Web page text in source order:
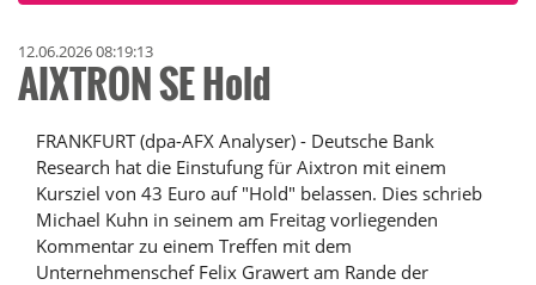
12.06.2026 08:19:13
AIXTRON SE Hold
FRANKFURT (dpa-AFX Analyser) - Deutsche Bank
Research hat die Einstufung für Aixtron mit einem
Kursziel von 43 Euro auf "Hold" belassen. Dies schrieb
Michael Kuhn in seinem am Freitag vorliegenden
Kommentar zu einem Treffen mit dem
Unternehmenschef Felix Grawert am Rande der